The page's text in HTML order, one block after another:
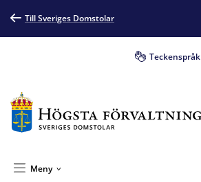
Till Sveriges Domstolar
Teckenspråk
Meny